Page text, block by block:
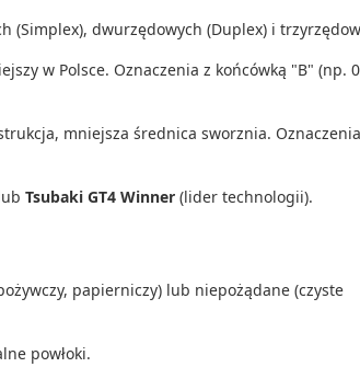
dwurzędowych (Duplex) i
w Polsce. Oznaczenia z końcówką "B" (np.
mniejsza średnica sworznia.
Tsubaki GT4 Winner (lider technologii).
papierniczy) lub niepożądane (czyste
powłoki.